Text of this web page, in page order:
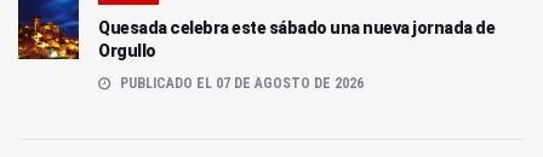
Quesada celebra este sábado una nueva jornada de
Orgullo
PUBLICADO EL 07 DE AGOSTO DE 2026